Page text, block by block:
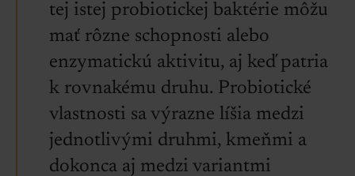
tej istej probiotickej baktérie môžu
mať rôzne schopnosti alebo
enzymatickú aktivitu, aj keď patria
k rovnakému druhu. Probiotické
vlastnosti sa výrazne líšia medzi
jednotlivými druhmi, kmeňmi a
dokonca aj medzi variantmi